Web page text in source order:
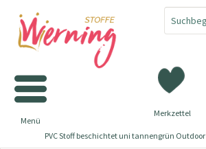
Merkzettel
Menü
PVC Stoff beschichtet uni tannengrün Outdoor